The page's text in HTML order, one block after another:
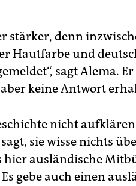
stärker, denn
Hautfarbe und
sagt Alema.
keine Antwort
nicht
sie wisse nichts
hier ausländische
gebe auch einen